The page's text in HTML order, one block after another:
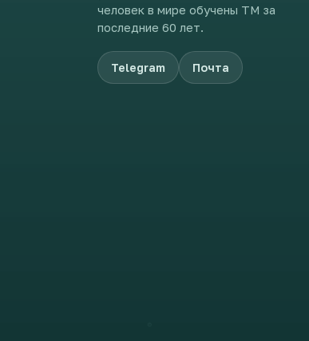
человек в мире обучены ТМ за
последние 60 лет.
Telegram Почта